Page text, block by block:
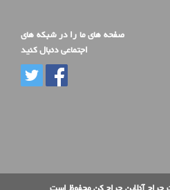
صفحه های ما را در شبکه های
اجتماعی دنبال کنید